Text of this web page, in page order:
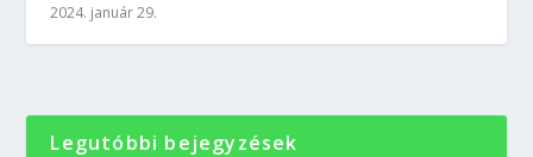
2024. január 29.
Legutóbbi bejegyzések